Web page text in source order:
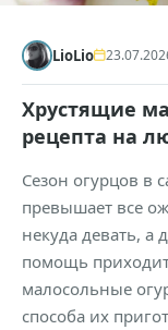
LioLio
Хрустящие
рецепта на
Сезон огурцов в
превышает все
некуда девать, а
помощь
малосольные
способа их